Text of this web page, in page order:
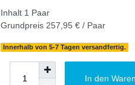
Inhalt 1 Paar
Grundpreis 257,95 € / Paar
Innerhalb von 5-7 Tagen versandfertig.
In den